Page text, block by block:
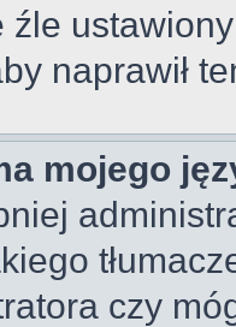
źle
naprawił
mojego
czy